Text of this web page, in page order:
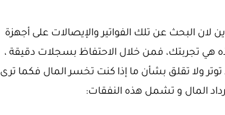
البحث عن تلك الفواتير والإيصالات على أجهزة
هي تجربتك، فمن خلال الاحتفاظ بسجلات دقيقة ،
ولا تقلق بشأن ما إذا كنت تخسر المال فكما ترى
المال و تشمل هذه النفقات: